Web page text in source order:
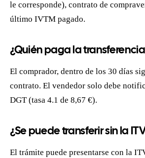
le corresponde), contrato de
último IVTM pagado.
¿Quién paga la
El comprador, dentro de los 30 días
contrato. El vendedor solo debe
DGT (tasa 4.1 de 8,67 €).
¿Se puede transferir sin la
El trámite puede presentarse con la